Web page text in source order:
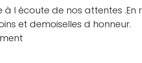
à l écoute de nos attentes
et demoiselles d honneur.